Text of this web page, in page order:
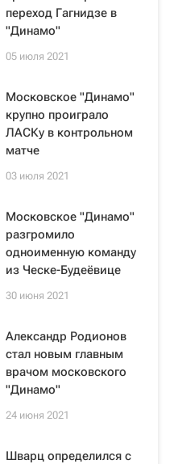
переход Гагнидзе в
"Динамо"
05 июля 2021
Московское "Динамо"
крупно проиграло
ЛАСКу в контрольном
матче
03 июля 2021
Московское "Динамо"
разгромило
одноименную команду
из Ческе-Будеёвице
30 июня 2021
Александр Родионов
стал новым главным
врачом московского
"Динамо"
24 июня 2021
Шварц определился с